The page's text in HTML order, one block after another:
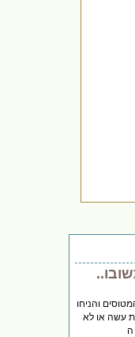
והניחו
עשה או לא
ה